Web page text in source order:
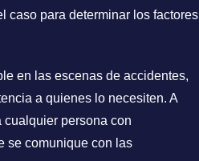
caso para determinar los factores
en las escenas de accidentes,
a quienes lo necesiten. A
persona con
se comunique con las